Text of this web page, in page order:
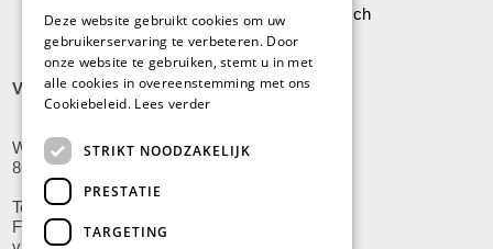
Leveringen aan Stock Vermeersch
VLADSLO
Wijnendalestraat 200
8600 Vladslo - Diksmuide
Tel: +32(0)51/59.10.00
Fax: +32(0)51/58.21.99
Deze website gebruikt cookies om uw
gebruikerservaring te verbeteren. Door
onze website te gebruiken, stemt u in met
alle cookies in overeenstemming met ons
Cookiebeleid. Lees verder
STRIKT NOODZAKELIJK
PRESTATIE
TARGETING